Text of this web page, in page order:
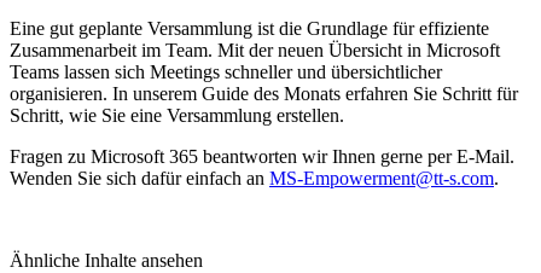
Eine gut geplante Versammlung ist die Grundlage für effiziente
Zusammenarbeit im Team. Mit der neuen Übersicht in Microsoft
Teams lassen sich Meetings schneller und übersichtlicher
organisieren. In unserem Guide des Monats erfahren Sie Schritt für
Schritt, wie Sie eine Versammlung erstellen.
Fragen zu Microsoft 365 beantworten wir Ihnen gerne per E-Mail.
Wenden Sie sich dafür einfach an MS-Empowerment@tt-s.com.
Ähnliche Inhalte ansehen